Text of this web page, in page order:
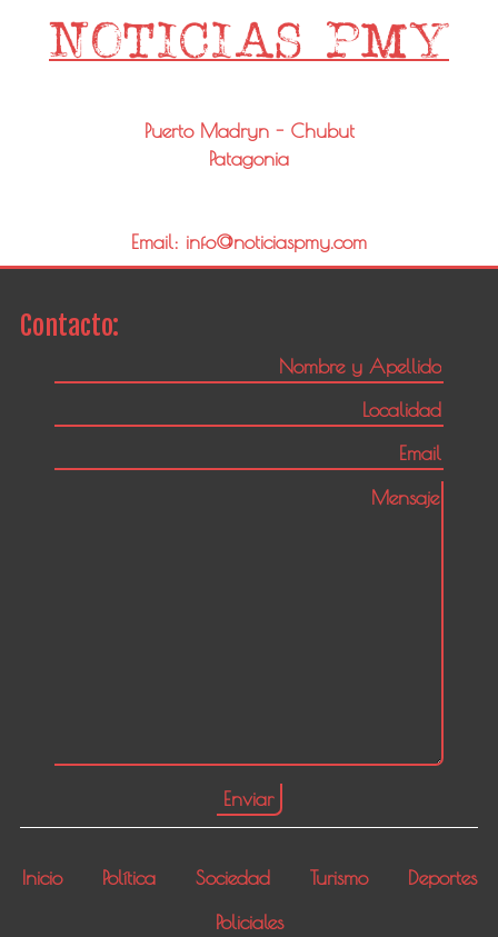
Puerto Madryn - Chubut
Patagonia
Email: info@noticiaspmy.com
Contacto:
Inicio Política Sociedad Turismo
Deportes
Policiales